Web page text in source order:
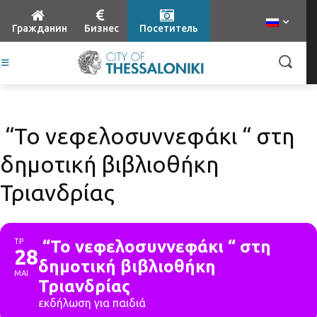
Гражданин Бизнес Посетитель
“Το νεφελοσυννεφάκι “ στη
δημοτική βιβλιοθήκη
Τριανδρίας
ΤΡ
28
ΜΑΙ
“Το νεφελοσυννεφάκι “ στη
δημοτική βιβλιοθήκη
Τριανδρίας
εκδήλωση για παιδιά